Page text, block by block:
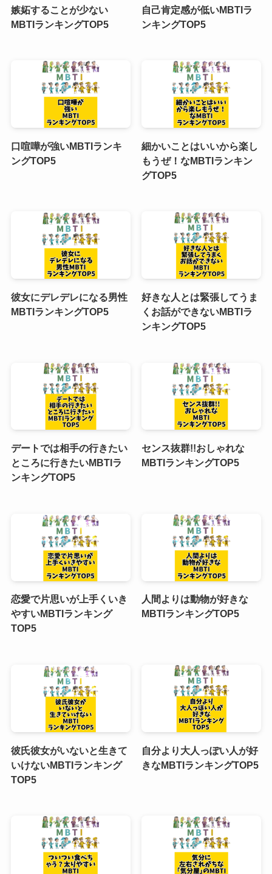
嫉妬することが少ない
MBTIランキングTOP5
自己肯定感が低いMBTIラ
ンキングTOP5
口喧嘩が強いMBTIランキ
ングTOP5
細かいことはいいから楽し
もうぜ！なMBTIランキン
グTOP5
彼女にデレデレになる男性
MBTIランキングTOP5
好きな人とは緊張してうま
くお話ができないMBTIラ
ンキングTOP5
デートでは相手の行きたい
ところに行きたいMBTIラ
ンキングTOP5
センス抜群!!おしゃれな
MBTIランキングTOP5
恋愛で片思いが上手くいき
やすいMBTIランキング
TOP5
人間よりは動物が好きな
MBTIランキングTOP5
彼氏彼女がいないと生きて
いけないMBTIランキング
TOP5
自分より大人っぽい人が好
きなMBTIランキングTOP5